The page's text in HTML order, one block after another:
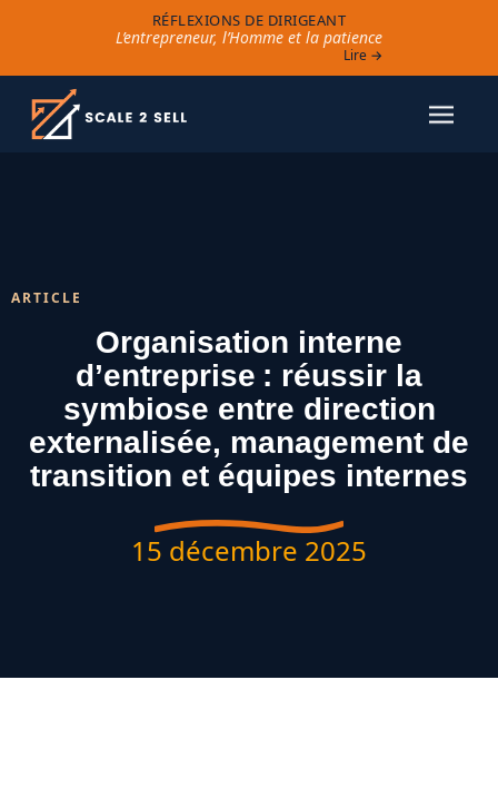
RÉFLEXIONS DE DIRIGEANT
L’entrepreneur, l’Homme et la patience
Lire →
ARTICLE
Organisation interne
d’entreprise : réussir la
symbiose entre direction
externalisée, management de
transition et équipes internes
15 décembre 2025